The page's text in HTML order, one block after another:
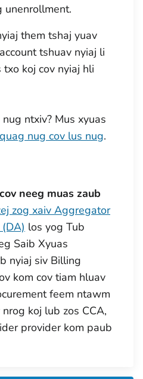
unenrollment.
them tshaj yuav
tshuav nyiaj li
koj cov nyiaj hli
ntxiv? Mus xyuas
nug cov lus nug.
neeg muas zaub
zog xaiv Aggregator
los yog Tub
Saib Xyuas
nyiaj siv Billing
kom cov tiam hluav
feem ntawm
koj lub zos CCA,
provider kom paub